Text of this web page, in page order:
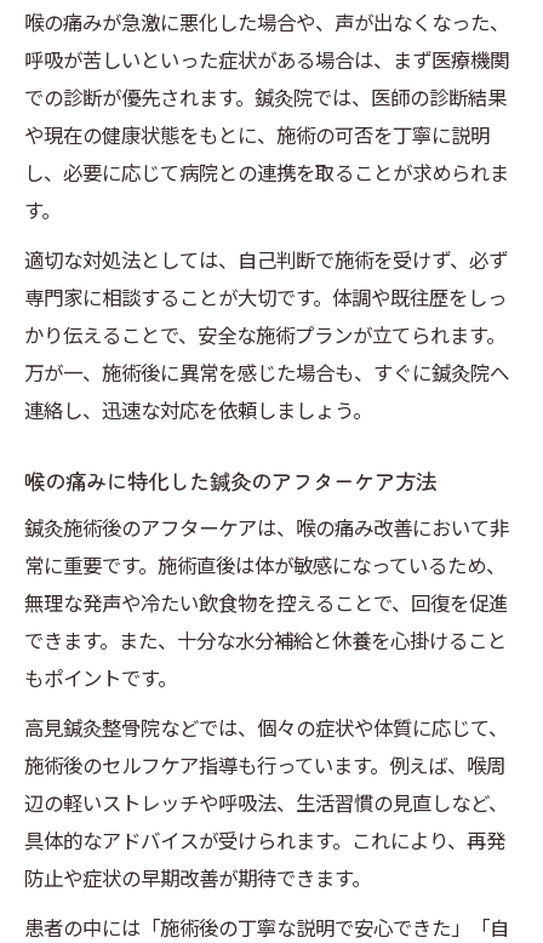
喉の痛みが急激に悪化した場合や、声が出なくなった、
呼吸が苦しいといった症状がある場合は、まず医療機関
での診断が優先されます。鍼灸院では、医師の診断結果
や現在の健康状態をもとに、施術の可否を丁寧に説明
し、必要に応じて病院との連携を取ることが求められま
す。
適切な対処法としては、自己判断で施術を受けず、必ず
専門家に相談することが大切です。体調や既往歴をしっ
かり伝えることで、安全な施術プランが立てられます。
万が一、施術後に異常を感じた場合も、すぐに鍼灸院へ
連絡し、迅速な対応を依頼しましょう。
喉の痛みに特化した鍼灸のアフターケア方法
鍼灸施術後のアフターケアは、喉の痛み改善において非
常に重要です。施術直後は体が敏感になっているため、
無理な発声や冷たい飲食物を控えることで、回復を促進
できます。また、十分な水分補給と休養を心掛けること
もポイントです。
高見鍼灸整骨院などでは、個々の症状や体質に応じて、
施術後のセルフケア指導も行っています。例えば、喉周
辺の軽いストレッチや呼吸法、生活習慣の見直しなど、
具体的なアドバイスが受けられます。これにより、再発
防止や症状の早期改善が期待できます。
患者の中には「施術後の丁寧な説明で安心できた」「自